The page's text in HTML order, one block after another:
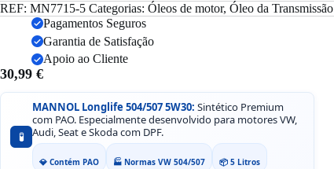
REF: MN7715-5 Categorias: Óleos de motor, Óleo da Transmissão
Pagamentos Seguros
Garantia de Satisfação
Apoio ao Cliente
30,99 €
🧪
MANNOL Longlife 504/507 5W30: Sintético Premium
com PAO. Especialmente desenvolvido para motores VW,
Audi, Seat e Skoda com DPF.
💎 Contém PAO 🏭 Normas VW 504/507 📦 5 Litros